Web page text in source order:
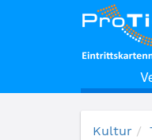
(13792) Mach`s noch
Kultur